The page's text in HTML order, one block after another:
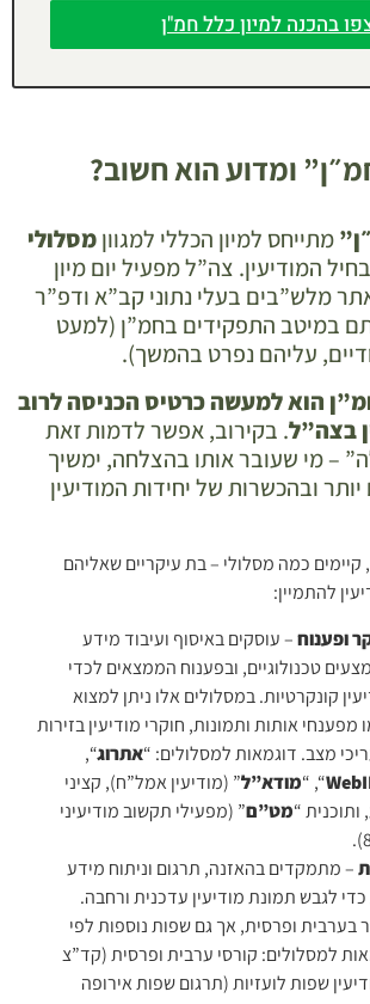
בהכנה למיון כלל חמ"ן
ומדוע הוא חשוב?
מתייחס למיון הכללי למגווןמסלולי
בחיל המודיעין. צה”ל מפעיל יום מיון
מלש”בים בעלי נתוני קב”א ודפ”ר
במיטב התפקידים בחמ”ן (למעט
עליהם נפרט בהמשך).
הוא למעשה כרטיס הכניסה לרוב
בצה”ל. בקירוב, אפשר לדמות זאת
– מי שעובר אותו בהצלחה, ימשיך
יותר ובהכשרות של יחידות המודיעין
כמה מסלולי – בת עיקריים שאליהם
להתמיין:
ופענוח– עוסקים באיסוף ועיבוד מידע
טכנולוגיים, ובפענוח הממצאים לכדי
קונקרטיות. במסלולים אלו ניתן למצוא
מפענחי אותות ותמונות, חוקרי מודיעין בזירות
מצב. דוגמאות למסלולים: “אתרוג“,
“, “מודא”ל” (מודיעין אמל”ח), קציני
ותוכנית “מט”ם” (מפעילי תקשוב מודיעיני
– מתמקדים בהאזנה, תרגום וניתוח מידע
לגבש תמונת מודיעין עדכנית ורחבה.
בערבית ופרסית, אך גם שפות נוספות לפי
למסלולים: קורסי ערבית ופרסית (קד”צ
שפות לועזיות (תרגום שפות אירופה